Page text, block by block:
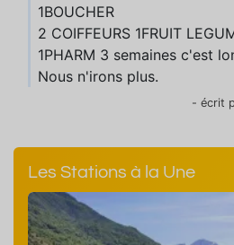
1BOUCHER
2 COIFFEURS 1FRUIT
1PHARM 3 semaines c'est
Nous n'irons plus.
- écrit
Les Stations à la Une